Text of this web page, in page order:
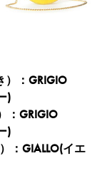
）：GRIGIO
)
：GRIGIO
)
：GIALLO(イエ